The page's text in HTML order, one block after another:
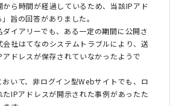
から時間が経過しているため、当該IPアド
旨の回答がありました。
ダイアリーでも、ある一定の期間に公開さ
会社はてなのシステムトラブルにより、送
ドレスが保存されていなかったようで
おいて、非ログイン型Webサイトでも、ロ
たIPアドレスが開示された事例があったた